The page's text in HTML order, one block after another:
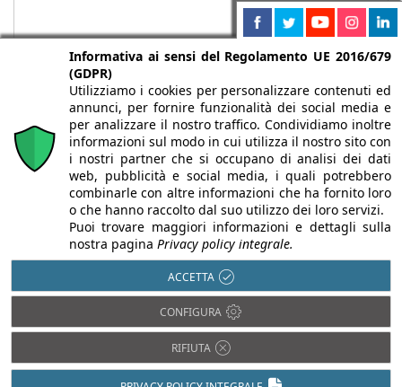
Chi siamo Autori Per la tua pubblicità
Iscriviti alla
newsletter
Infobuild è testata registrata presso il Tribunale di Milano al n° 63
dell’8/3/2013 - ISSN 2282-2267
© 2000-2026 Infoweb srl - P.IVA 13155920153 - Tutti i diritti
riservati |Privacy
Informativa ai sensi del Regolamento UE 2016/679
(GDPR)
Utilizziamo i cookies per personalizzare contenuti ed
annunci, per fornire funzionalità dei social media e
per analizzare il nostro traffico. Condividiamo inoltre
informazioni sul modo in cui utilizza il nostro sito con
i nostri partner che si occupano di analisi dei dati
web, pubblicità e social media, i quali potrebbero
combinarle con altre informazioni che ha fornito loro
o che hanno raccolto dal suo utilizzo dei loro servizi.
Puoi trovare maggiori informazioni e dettagli sulla
nostra pagina Privacy policy integrale.
ACCETTA
CONFIGURA
RIFIUTA